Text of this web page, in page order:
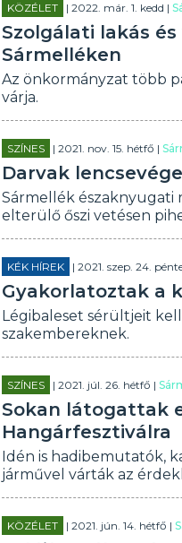
KÖZÉLET | 2022. már. 1. kedd |
Szolgálati lakás
Sármelléken
Az önkormányzat több
várja.
SZÍNES | 2021. nov. 15. hétfő |
Darvak
Sármellék északnyugati
elterülő őszi vetésen
KÉK HÍREK | 2021. szep. 24.
Gyakorlatoztak a
Légibaleset sérültjeit
szakembereknek.
SZÍNES | 2021. júl. 26. hétfő |
Sokan látogattak
Hangárfesztiválra
Idén is hadibemutatók,
járművel várták az
KÖZÉLET | 2021. jún. 14. hétfő |